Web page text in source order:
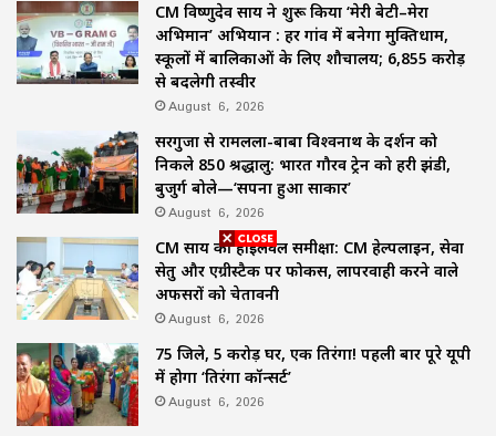
CM विष्णुदेव साय ने शुरू किया ‘मेरी बेटी–मेरा
अभिमान’ अभियान : हर गांव में बनेगा मुक्तिधाम,
स्कूलों में बालिकाओं के लिए शौचालय; 6,855 करोड़
से बदलेगी तस्वीर
August 6, 2026
सरगुजा से रामलला-बाबा विश्वनाथ के दर्शन को
निकले 850 श्रद्धालु: भारत गौरव ट्रेन को हरी झंडी,
बुजुर्ग बोले—‘सपना हुआ साकार’
August 6, 2026
CM साय की हाईलेवल समीक्षा: CM हेल्पलाइन, सेवा
सेतु और एग्रीस्टैक पर फोकस, लापरवाही करने वाले
अफसरों को चेतावनी
August 6, 2026
75 जिले, 5 करोड़ घर, एक तिरंगा! पहली बार पूरे यूपी
में होगा ‘तिरंगा कॉन्सर्ट’
August 6, 2026